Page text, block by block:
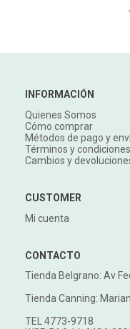
INFORMACIÓN
Quienes Somos
Cómo comprar
Métodos de pago y
Términos y condiciones
Cambios y
CUSTOMER
Mi cuenta
CONTACTO
Tienda Belgrano: Av
Tienda Canning:
TEL 4773-9718